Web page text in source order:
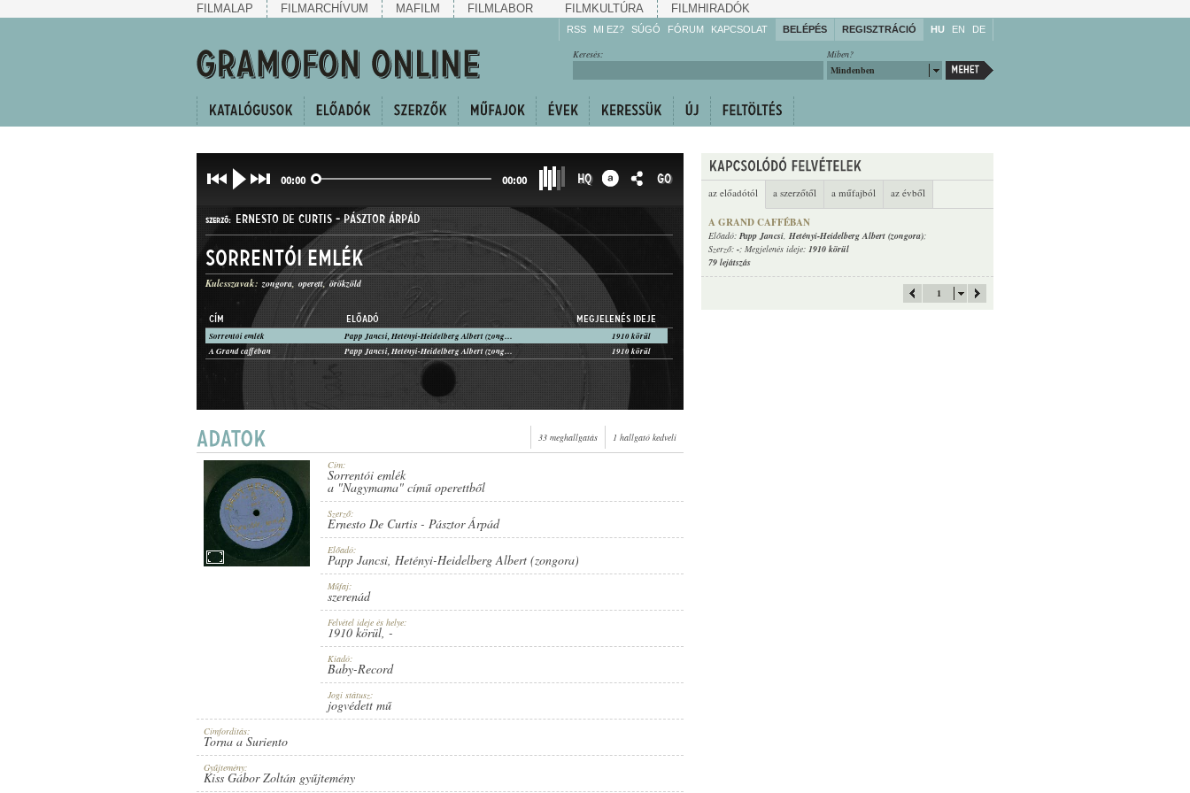
FILMALAP FILMARCHÍVUM MAFILM FILMLABOR FILMKULTÚRA FILMHIRADÓK
RSS MI EZ? SÚGÓ
Gyarapítsa!
FÓRUM KAPCSOLAT BELÉPÉS REGISZTRÁCIÓ HU EN DE
Miben?
Mindenben
Keresés:
az előadótól a szerzőtől a műfajból az évből
A GRAND CAFFÉBAN
Előadó: Papp Jancsi, Hetényi-Heidelberg Albert (zongora);
Szerző: -; Megjelenés ideje: 1910 körül
79 lejátszás
1
00:00 00:00 HQ GO
SZERZŐ: ERNESTO DE CURTIS -PÁSZTOR ÁRPÁD
MŰFAJ: SZERENÁD
MEGJELENÉS IDEJE: 1910 KÖRÜL
683
Sorrentói emlék
Kulcsszavak: zongora operett örökzöld
CÍM ELŐADÓ MEGJELENÉS IDEJE
Sorrentói emlék Papp Jancsi, Hetényi-Heidelberg Albert (zongora)
1910 körül
A Grand cafféban
Papp Jancsi, Hetényi-Heidelberg Albert (zongora) 1910 körül
33 meghallgatás 1 hallgató kedveli
Cím:
Sorrentói emlék
a "Nagymama" című operettből
Szerző:
Ernesto De Curtis - Pásztor Árpád
Előadó:
Papp Jancsi, Hetényi-Heidelberg Albert (zongora)
Műfaj:
szerenád
Felvétel ideje és helye:
1910 körül, -
Kiadó:
Baby-Record
Jogi státusz:
jogvédett mű
Címfordítás:
Torna a Suriento
Gyűjtemény:
Kiss Gábor Zoltán gyűjtemény